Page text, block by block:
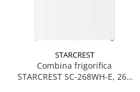
STARCREST
Combina frigorifica
STARCREST SC-268WH-E, 268